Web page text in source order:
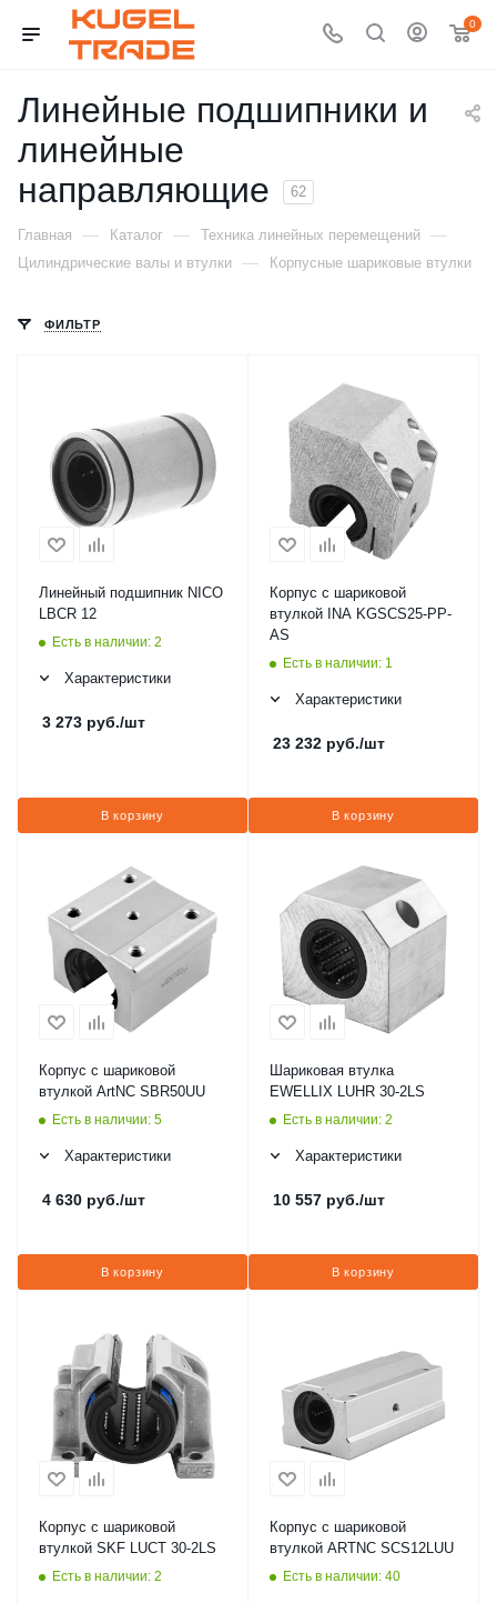
0
Линейные подшипники и
линейные
направляющие
62
Главная — Каталог — Техника линейных перемещений —
Цилиндрические валы и втулки — Корпусные шариковые втулки
ФИЛЬТР
Линейный подшипник NICO
LBCR 12
Есть в наличии: 2
Характеристики
3 273 руб./шт
В корзину
Корпус с шариковой
втулкой INA KGSCS25-PP-
AS
Есть в наличии: 1
Характеристики
23 232 руб./шт
В корзину
Корпус с шариковой
втулкой ArtNC SBR50UU
Есть в наличии: 5
Характеристики
4 630 руб./шт
В корзину
Шариковая втулка
EWELLIX LUHR 30-2LS
Есть в наличии: 2
Характеристики
10 557 руб./шт
В корзину
Корпус с шариковой
втулкой SKF LUCT 30-2LS
Есть в наличии: 2
Корпус с шариковой
втулкой ARTNC SCS12LUU
Есть в наличии: 40